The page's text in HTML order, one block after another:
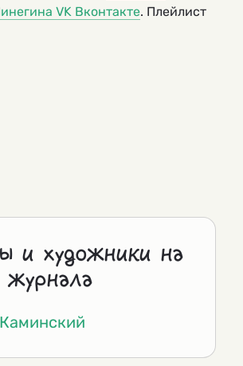
VK Вконтакте. Плейлист
и художники на
журнала